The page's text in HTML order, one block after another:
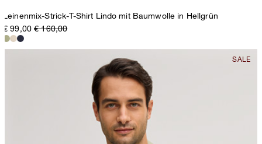
Leinenmix-Strick-T-Shirt Lindo mit Baumwolle in Hellgrün
€ 99,00 € 160,00